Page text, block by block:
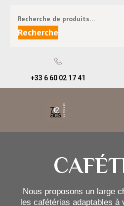
Recherche
+33 6 60 02 17 41
Nous proposons un large
les cafétérias adaptables à